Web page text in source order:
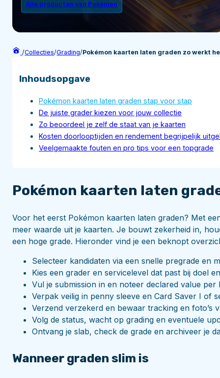
Alle producten van Pokémon
/Collecties/Grading/Pokémon kaarten laten graden zo werkt
Inhoudsopgave
Pokémon kaarten laten graden stap voor stap
De juiste grader kiezen voor jouw collectie
Zo beoordeel je zelf de staat van je kaarten
Kosten doorlooptijden en rendement begrijpelijk
Veelgemaakte fouten en pro tips voor een topgrade
Pokémon kaarten laten
Voor het eerst Pokémon kaarten laten graden? Met
meer waarde uit je kaarten. Je bouwt zekerheid in,
een hoge grade. Hieronder vind je een beknopt
Selecteer kandidaten via een snelle pregrade en
Kies een grader en servicelevel dat past bij doel
Vul je submission in en noteer declared value per
Verpak veilig in penny sleeve en Card Saver I of
Verzend verzekerd en bewaar tracking en foto’s
Volg de status, wacht op grading en eventuele
Ontvang je slab, check de grade en archiveer je
Wanneer graden slim is